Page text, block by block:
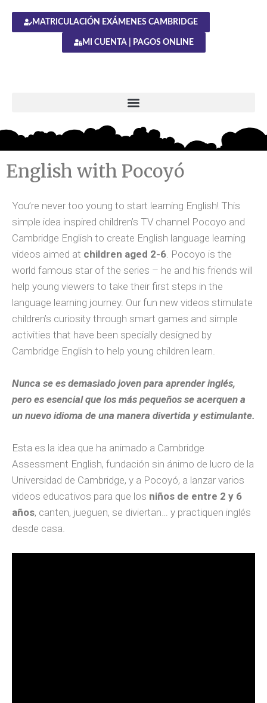
MATRICULACIÓN EXÁMENES CAMBRIDGE
MI CUENTA | PAGOS ONLINE
English with Pocoyó
You’re never too young to start learning English! This
simple idea inspired children’s TV channel Pocoyo and
Cambridge English to create English language learning
videos aimed at children aged 2-6 . Pocoyo is the
world famous star of the series – he and his friends will
help young viewers to take their first steps in the
language learning journey. Our fun new videos stimulate
children’s curiosity through smart games and simple
activities that have been specially designed by
Cambridge English to help young children learn.
Nunca se es demasiado joven para aprender inglés,
pero es esencial que los más pequeños se acerquen a
un nuevo idioma de una manera divertida y estimulante.
Esta es la idea que ha animado a Cambridge
Assessment English, fundación sin ánimo de lucro de la
Universidad de Cambridge, y a Pocoyó, a lanzar varios
videos educativos para que los niños de entre 2 y 6
años, canten, jueguen, se diviertan… y practiquen inglés
desde casa.